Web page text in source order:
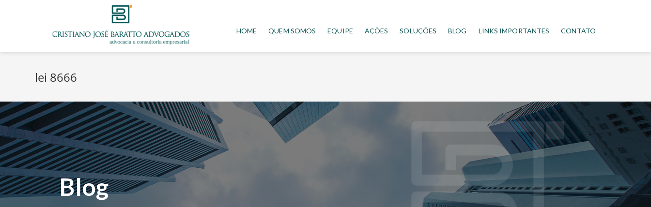
HOME QUEM SOMOS EQUIPE AÇÕES SOLUÇÕES BLOG LINKS IMPORTANTES CONTATO
lei 8666
Blog